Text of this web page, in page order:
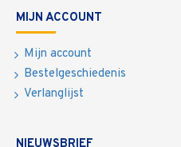
MIJN ACCOUNT
Mijn account
Bestelgeschiedenis
Verlanglijst